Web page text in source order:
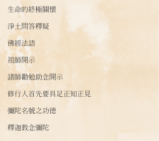
生命的終極關懷
淨土問答釋疑
佛經法語
祖師開示
諸師勸勉助念開示
修行人首先要具足正知正見
彌陀名號之功德
釋迦教念彌陀